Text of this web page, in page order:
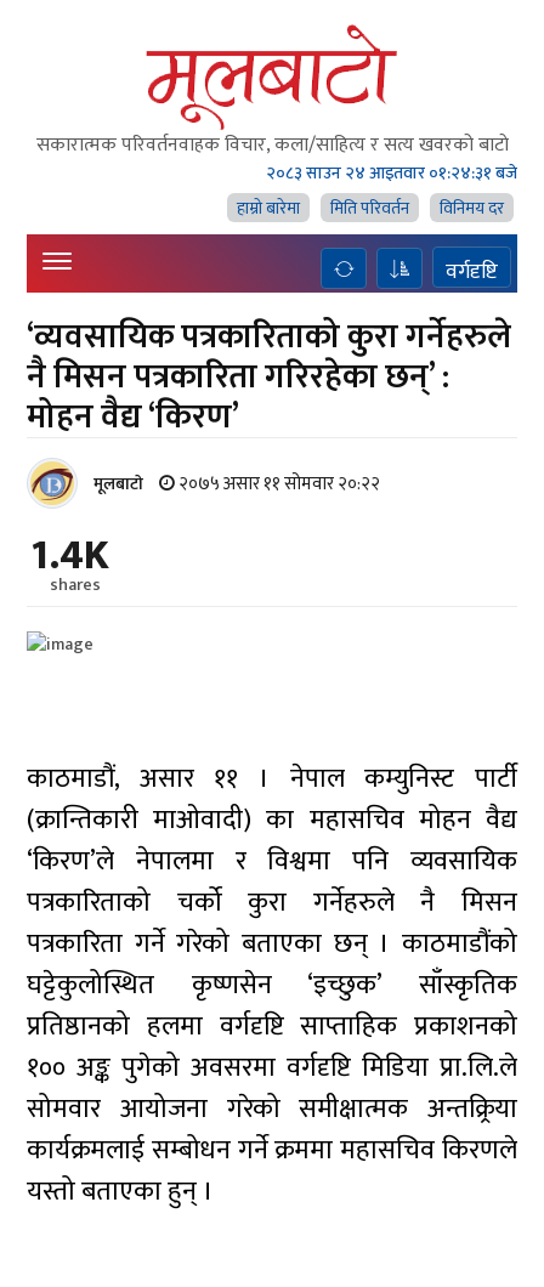
सकारात्मक परिवर्तनवाहक विचार, कला/साहित्य र सत्य खवरको बाटाे
२०८३ साउन २४ आइतवार०१:२४:३२ बजे
हाम्राे बारेमा
मिति परिवर्तन विनिमय दर
वर्गदृष्टि
‘व्यवसायिक पत्रकारिताको कुरा गर्नेहरुले
नै मिसन पत्रकारिता गरिरहेका छन्’ :
मोहन वैद्य ‘किरण’
मूलबाटाे २०७५ असार ११ सोमवार २०:२२
1.4K
shares
काठमाडौं, असार ११ । नेपाल कम्युनिस्ट पार्टी
(क्रान्तिकारी माओवादी) का महासचिव मोहन वैद्य
‘किरण’ले नेपालमा र विश्वमा पनि व्यवसायिक
पत्रकारिताको चर्को कुरा गर्नेहरुले नै मिसन
पत्रकारिता गर्ने गरेको बताएका छन् । काठमाडौंको
घट्टेकुलोस्थित कृष्णसेन ‘इच्छुक’ साँस्कृतिक
प्रतिष्ठानको हलमा वर्गदृष्टि साप्ताहिक प्रकाशनको
१०० अङ्क पुगेको अवसरमा वर्गदृष्टि मिडिया प्रा.लि.ले
सोमवार आयोजना गरेको समीक्षात्मक अन्तक्र्रिया
कार्यक्रमलाई सम्बोधन गर्ने क्रममा महासचिव किरणले
यस्तो बताएका हुन् ।